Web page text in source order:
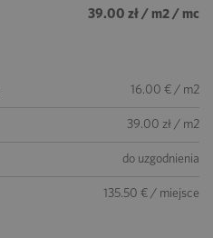
39.00 zł / m2 / mc
16.00 € / m2
39.00 zł / m2
do uzgodnienia
135.50 € / miejsce